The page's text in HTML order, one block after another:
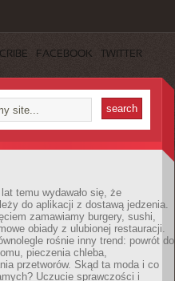
FACEBOOK TWITTER
temu wydawało się, że
do aplikacji z dostawą jedzenia.
zamawiamy burgery, sushi,
obiady z ulubionej restauracji.
rośnie inny trend: powrót do
pieczenia chleba,
przetworów. Skąd ta moda i co
Uczucie sprawczości i